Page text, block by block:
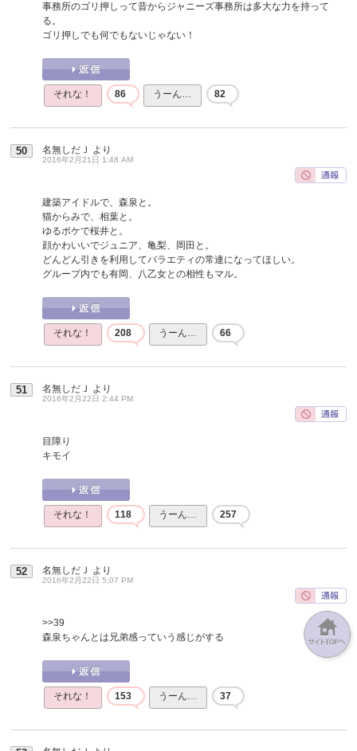
事務所のゴリ押しって昔からジャニーズ事務所は多大な力を持って
る。
ゴリ押しでも何でもないじゃない！
それな！ 86 うーん… 82
50 名無しだＪ より
2016年2月21日 1:48 AM
建築アイドルで、森泉と。
猫からみで、相葉と。
ゆるボケで桜井と。
顔かわいいでジュニア、亀梨、岡田と。
どんどん引きを利用してバラエティの常連になってほしい。
グループ内でも有岡、八乙女との相性もマル。
それな！ 208 うーん… 66
51 名無しだＪ より
2016年2月22日 2:44 PM
目障り
キモイ
それな！ 118 うーん… 257
52 名無しだＪ より
2016年2月22日 5:07 PM
>>39
森泉ちゃんとは兄弟感っていう感じがする
それな！ 153 うーん… 37